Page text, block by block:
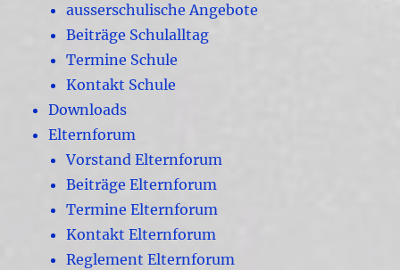
ausserschulische Angebote
Beiträge Schulalltag
Termine Schule
Kontakt Schule
Downloads
Elternforum
Vorstand Elternforum
Beiträge Elternforum
Termine Elternforum
Kontakt Elternforum
Reglement Elternforum